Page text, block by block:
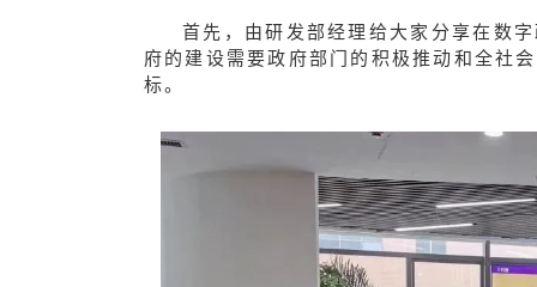
首先，由研发部经理给 大家分享在数
府的建设需要政府部门的积极推动和全社
标。